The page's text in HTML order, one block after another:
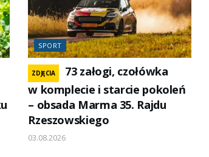
SPORT
ZDJĘCIA
73 załogi, czołówka
w komplecie i starcie pokoleń
– obsada Marma 35. Rajdu
Rzeszowskiego
03.08.2026